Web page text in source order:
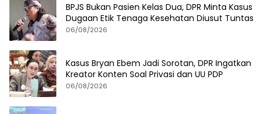
BPJS Bukan Pasien Kelas Dua, DPR Minta Kasus
Dugaan Etik Tenaga Kesehatan Diusut Tuntas
06/08/2026
Kasus Bryan Ebem Jadi Sorotan, DPR Ingatkan
Kreator Konten Soal Privasi dan UU PDP
06/08/2026